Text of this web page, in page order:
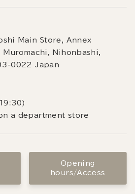
Main Store, Annex
Nihonbashi,
0022 Japan
a department store
Opening
hours/Access